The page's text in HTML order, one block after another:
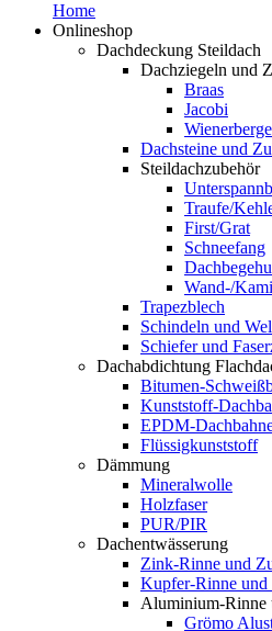
Home
Onlineshop
Dachdeckung Steildach
Dachziegeln und
Braas
Jacobi
Dachsteine und
Steildachzubehör
Traufe/
First/Grat
Schneefang
Wand-/
Trapezblech
Schindeln und
Schiefer und
Dachabdichtung
Bitumen-
Kunststoff-
EPDM-
Flüssigkunststoff
Dämmung
Mineralwolle
Holzfaser
PUR/PIR
Dachentwässerung
Zink-Rinne und
Kupfer-Rinne und
Aluminium-Rinne
Grömo